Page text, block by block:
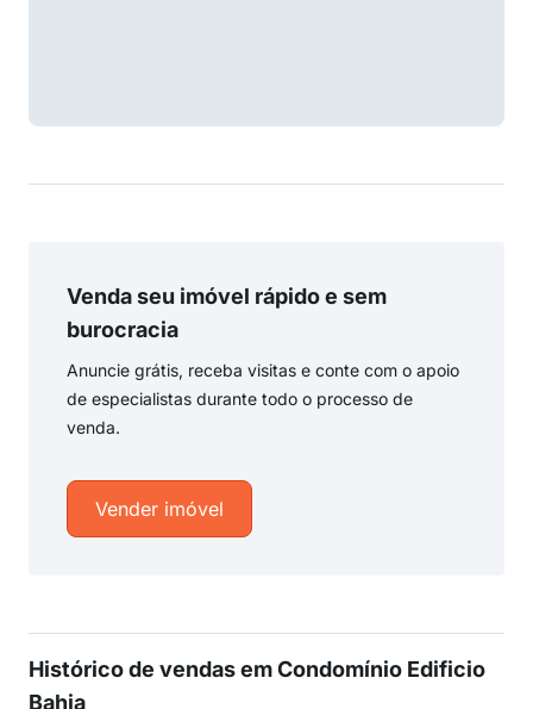
Venda seu imóvel rápido e sem
burocracia
Anuncie grátis, receba visitas e conte com o apoio
de especialistas durante todo o processo de
venda.
Vender imóvel
Histórico de vendas em Condomínio Edificio
Bahia